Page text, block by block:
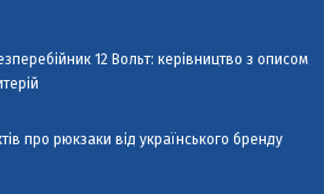
12 Вольт: керівництво з описом
про рюкзаки від українського бренду